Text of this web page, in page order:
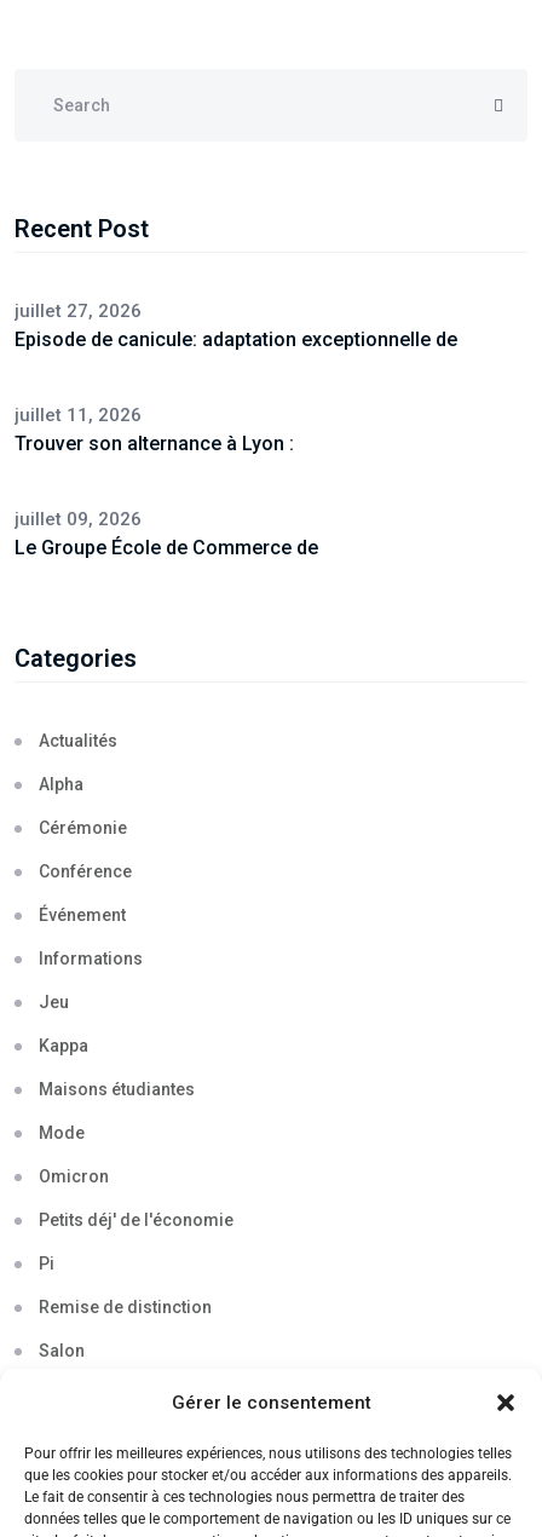
Gérer le consentement
Pour offrir les meilleures expériences, nous utilisons des technologies telles
que les cookies pour stocker et/ou accéder aux informations des appareils.
Le fait de consentir à ces technologies nous permettra de traiter des
données telles que le comportement de navigation ou les ID uniques sur ce
Recent Post
juillet 27, 2026
Episode de canicule: adaptation exceptionnelle de
juillet 11, 2026
Trouver son alternance à Lyon :
juillet 09, 2026
Le Groupe École de Commerce de
Categories
Actualités
Alpha
Cérémonie
Conférence
Événement
Informations
Jeu
Kappa
Maisons étudiantes
Mode
Omicron
Petits déj' de l'économie
Pi
Remise de distinction
Salon
Soirée
Sortie découverte